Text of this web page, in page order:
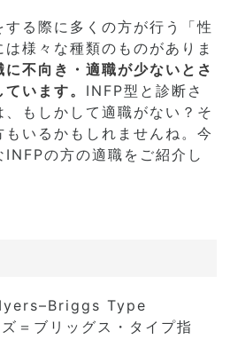
る際に多くの方が行う「性
様々な種類のものがありま
に不向き・適職が少ないとさ
います。 INFP型と診断さ
もしかして適職がない？そ
いるかもしれませんね。今
の方の適職をご紹介し
Type
＝ブリッグス・タイプ指